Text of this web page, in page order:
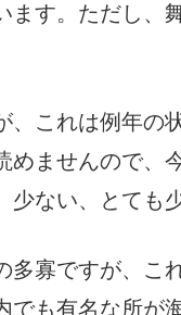
ます。ただし
、これは例年の
めませんので、
少ない、とても
多寡ですが、
でも有名な所が